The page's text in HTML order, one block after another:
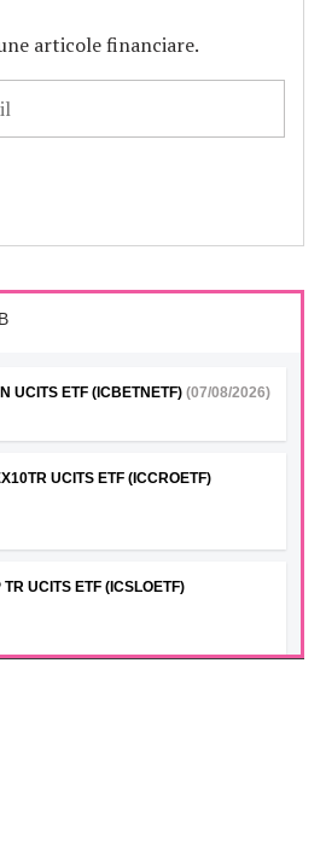
articole financiare.
UCITS ETF (ICBETNETF) (07/08/2026)
UCITS ETF (ICCROETF)
UCITS ETF (ICSLOETF)